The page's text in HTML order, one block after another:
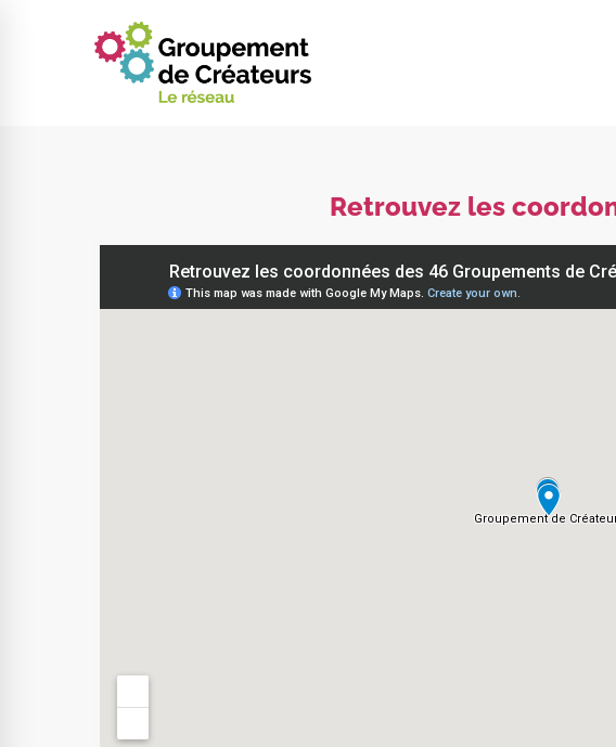
Retrouvez les